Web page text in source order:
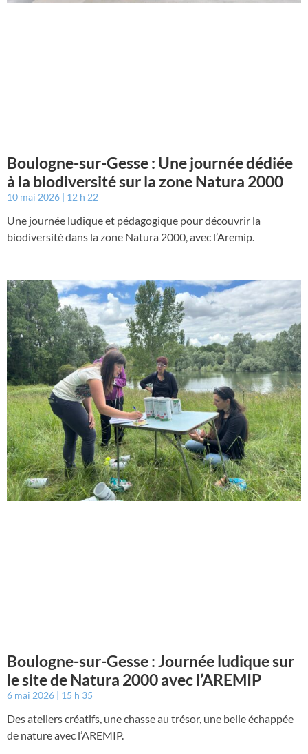
Boulogne-sur-Gesse : Une journée dédiée
à la biodiversité sur la zone Natura 2000
10 mai 2026 12 h 22
Une journée ludique et pédagogique pour découvrir la
biodiversité dans la zone Natura 2000, avec l’Aremip.
Boulogne-sur-Gesse : Journée ludique sur
le site de Natura 2000 avec l’AREMIP
6 mai 2026 15 h 35
Des ateliers créatifs, une chasse au trésor, une belle échappée
de nature avec l’AREMIP.